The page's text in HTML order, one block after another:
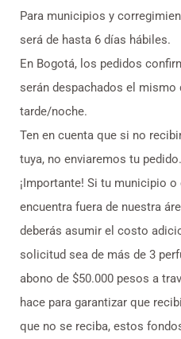
Para municipios y
será de hasta 6 días hábiles.
En Bogotá, los pedidos
serán despachados el mismo
tarde/noche.
Ten en cuenta que si no
tuya, no enviaremos tu pedido.
¡Importante! Si tu municipio
encuentra fuera de nuestra
deberás asumir el costo
solicitud sea de más de 3
abono de $50.000 pesos a
hace para garantizar que
que no se reciba, estos